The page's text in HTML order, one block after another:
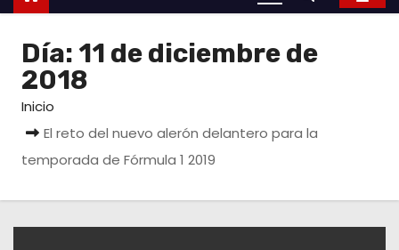
Día: 11 de diciembre de
2018
Inicio
El reto del nuevo alerón delantero para la
temporada de Fórmula 1 2019